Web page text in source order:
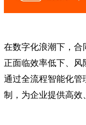
在数字化浪潮下，合
正面临效率低下、
通过全流程智能化
制，为企业提供高效